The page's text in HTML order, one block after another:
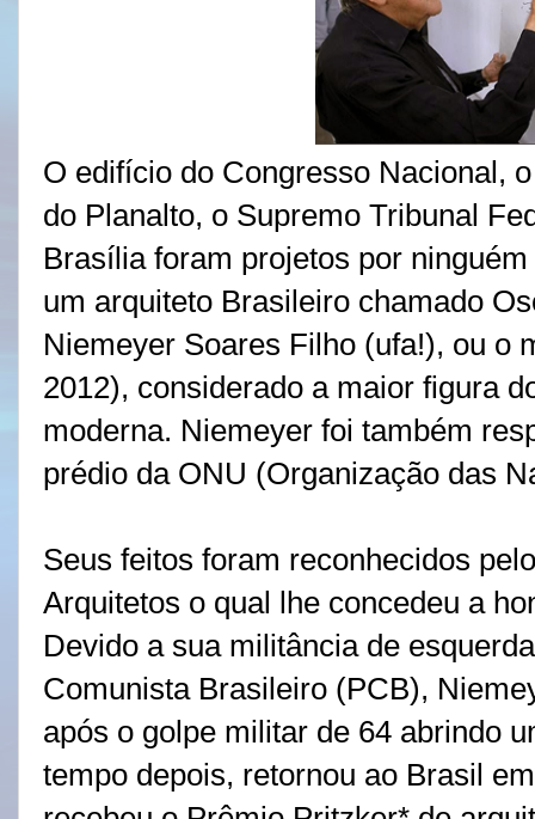
O edifício do Congresso Nacional,
do Planalto, o Supremo Tribunal
Brasília foram projetos por
um arquiteto Brasileiro chamado
Niemeyer Soares Filho (ufa!), ou o
2012), considerado a maior figura
moderna. Niemeyer foi também
prédio da ONU (Organização das
Seus feitos foram reconhecidos
Arquitetos o qual lhe concedeu a
Devido a sua militância de
Comunista Brasileiro (PCB),
após o golpe militar de 64 abrindo
tempo depois, retornou ao Brasil